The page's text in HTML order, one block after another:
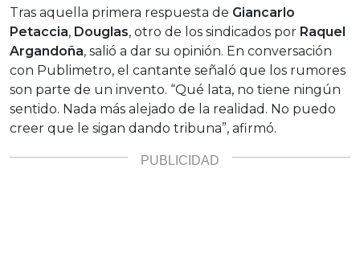
Tras aquella primera respuesta de Giancarlo
Petaccia, Douglas, otro de los sindicados por Raquel
Argandoña, salió a dar su opinión. En conversación
con Publimetro, el cantante señaló que los rumores
son parte de un invento. “Qué lata, no tiene ningún
sentido. Nada más alejado de la realidad. No puedo
creer que le sigan dando tribuna”, afirmó.